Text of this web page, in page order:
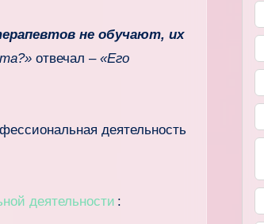
не обучают, их
отвечал – «Его
деятельность
деятельности :